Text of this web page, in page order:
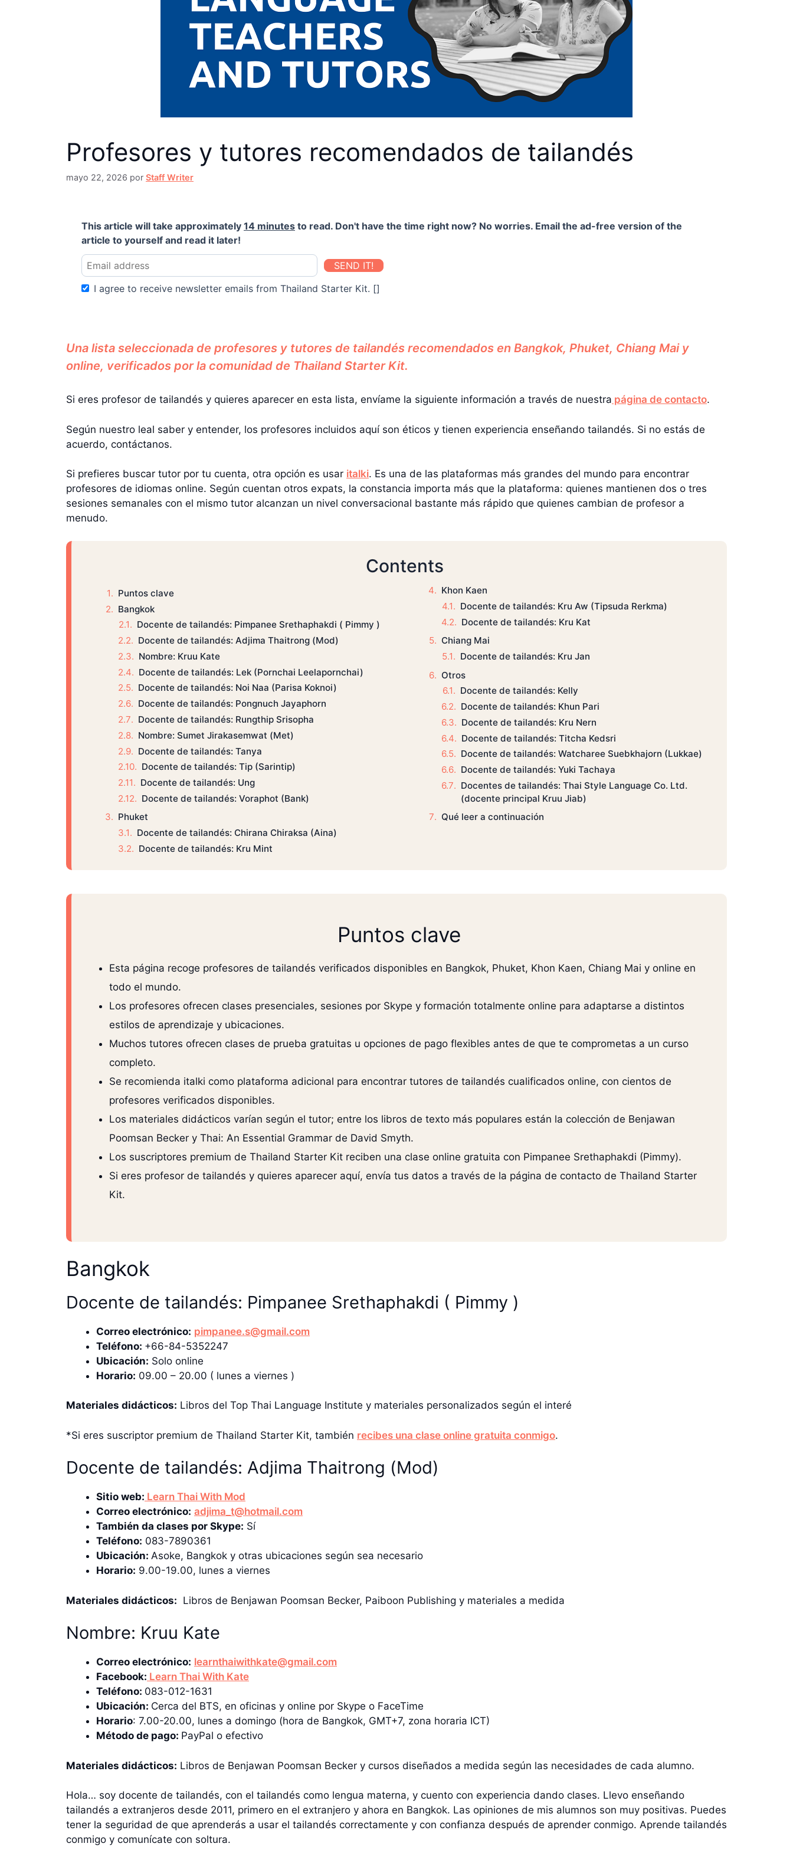
Profesores y tutores recomendados de tailandés
mayo 22, 2026 por Staff Writer
This article will take approximately 14 minutes to read. Don't have the time right now? No worries. Email the ad-free version of the
article to yourself and read it later!
SEND IT!
I agree to receive newsletter emails from Thailand Starter Kit. []
Una lista seleccionada de profesores y tutores de tailandés recomendados en Bangkok, Phuket, Chiang Mai y
online, verificados por la comunidad de Thailand Starter Kit.
Si eres profesor de tailandés y quieres aparecer en esta lista, envíame la siguiente información a través de nuestra página de contacto.
Según nuestro leal saber y entender, los profesores incluidos aquí son éticos y tienen experiencia enseñando tailandés. Si no estás de
acuerdo, contáctanos.
Si prefieres buscar tutor por tu cuenta, otra opción es usar italki. Es una de las plataformas más grandes del mundo para encontrar
profesores de idiomas online. Según cuentan otros expats, la constancia importa más que la plataforma: quienes mantienen dos o tres
sesiones semanales con el mismo tutor alcanzan un nivel conversacional bastante más rápido que quienes cambian de profesor a
menudo.
Contents
Puntos clave
Bangkok
Docente de tailandés: Pimpanee Srethaphakdi ( Pimmy )
Docente de tailandés: Adjima Thaitrong (Mod)
Nombre: Kruu Kate
Docente de tailandés: Lek (Pornchai Leelapornchai)
Docente de tailandés: Noi Naa (Parisa Koknoi)
Docente de tailandés: Pongnuch Jayaphorn
Docente de tailandés: Rungthip Srisopha
Nombre: Sumet Jirakasemwat (Met)
Docente de tailandés: Tanya
Docente de tailandés: Tip (Sarintip)
Docente de tailandés: Ung
Docente de tailandés: Voraphot (Bank)
Phuket
Docente de tailandés: Chirana Chiraksa (Aina)
Docente de tailandés: Kru Mint
Khon Kaen
Docente de tailandés: Kru Aw (Tipsuda Rerkma)
Docente de tailandés: Kru Kat
Chiang Mai
Docente de tailandés: Kru Jan
Otros
Docente de tailandés: Kelly
Docente de tailandés: Khun Pari
Docente de tailandés: Kru Nern
Docente de tailandés: Titcha Kedsri
Docente de tailandés: Watcharee Suebkhajorn (Lukkae)
Docente de tailandés: Yuki Tachaya
Docentes de tailandés: Thai Style Language Co. Ltd.
(docente principal Kruu Jiab)
Qué leer a continuación
Puntos clave
Esta página recoge profesores de tailandés verificados disponibles en Bangkok, Phuket, Khon Kaen, Chiang Mai y online en
todo el mundo.
Los profesores ofrecen clases presenciales, sesiones por Skype y formación totalmente online para adaptarse a distintos
estilos de aprendizaje y ubicaciones.
Muchos tutores ofrecen clases de prueba gratuitas u opciones de pago flexibles antes de que te comprometas a un curso
completo.
Se recomienda italki como plataforma adicional para encontrar tutores de tailandés cualificados online, con cientos de
profesores verificados disponibles.
Los materiales didácticos varían según el tutor; entre los libros de texto más populares están la colección de Benjawan
Poomsan Becker y Thai: An Essential Grammar de David Smyth.
Los suscriptores premium de Thailand Starter Kit reciben una clase online gratuita con Pimpanee Srethaphakdi (Pimmy).
Si eres profesor de tailandés y quieres aparecer aquí, envía tus datos a través de la página de contacto de Thailand Starter
Kit.
Bangkok
Docente de tailandés: Pimpanee Srethaphakdi ( Pimmy )
Correo electrónico: pimpanee.s@gmail.com
Teléfono: +66-84-5352247
Ubicación: Solo online
Horario: 09.00 – 20.00 ( lunes a viernes )
Materiales didácticos: Libros del Top Thai Language Institute y materiales personalizados según el interé
*Si eres suscriptor premium de Thailand Starter Kit, también recibes una clase online gratuita conmigo.
Docente de tailandés: Adjima Thaitrong (Mod)
Sitio web: Learn Thai With Mod
Correo electrónico: adjima_t@hotmail.com
También da clases por Skype: Sí
Teléfono: 083-7890361
Ubicación: Asoke, Bangkok y otras ubicaciones según sea necesario
Horario: 9.00-19.00, lunes a viernes
Materiales didácticos: Libros de Benjawan Poomsan Becker, Paiboon Publishing y materiales a medida
Nombre: Kruu Kate
Correo electrónico: learnthaiwithkate@gmail.com
Facebook: Learn Thai With Kate
Teléfono: 083-012-1631
Ubicación: Cerca del BTS, en oficinas y online por Skype o FaceTime
Horario: 7.00-20.00, lunes a domingo (hora de Bangkok, GMT+7, zona horaria ICT)
Método de pago: PayPal o efectivo
Materiales didácticos: Libros de Benjawan Poomsan Becker y cursos diseñados a medida según las necesidades de cada alumno.
Hola… soy docente de tailandés, con el tailandés como lengua materna, y cuento con experiencia dando clases. Llevo enseñando
tailandés a extranjeros desde 2011, primero en el extranjero y ahora en Bangkok. Las opiniones de mis alumnos son muy positivas. Puedes
tener la seguridad de que aprenderás a usar el tailandés correctamente y con confianza después de aprender conmigo. Aprende tailandés
conmigo y comunícate con soltura.